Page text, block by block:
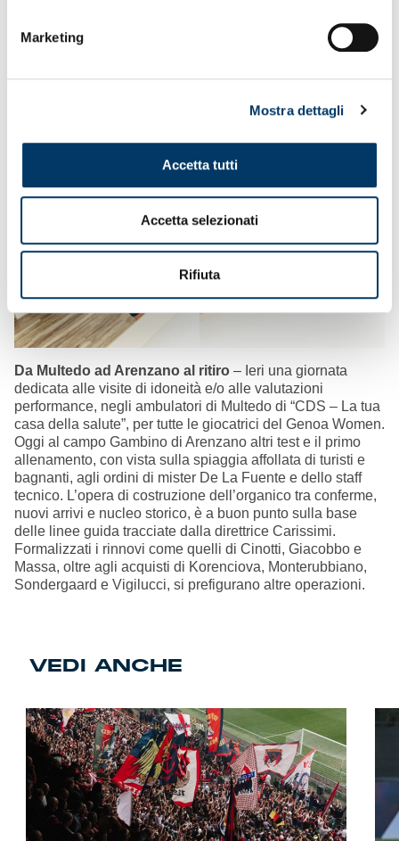
Marketing
Mostra dettagli
Accetta tutti
Accetta selezionati
Rifiuta
Da Multedo ad Arenzano al ritiro – Ieri una giornata
dedicata alle visite di idoneità e/o alle valutazioni
performance, negli ambulatori di Multedo di “CDS – La tua
casa della salute”, per tutte le giocatrici del Genoa Women.
Oggi al campo Gambino di Arenzano altri test e il primo
allenamento, con vista sulla spiaggia affollata di turisti e
bagnanti, agli ordini di mister De La Fuente e dello staff
tecnico. L’opera di costruzione dell’organico tra conferme,
nuovi arrivi e nucleo storico, è a buon punto sulla base
delle linee guida tracciate dalla direttrice Carissimi.
Formalizzati i rinnovi come quelli di Cinotti, Giacobbo e
Massa, oltre agli acquisti di Korenciova, Monterubbiano,
Sondergaard e Vigilucci, si prefigurano altre operazioni.
VEDI ANCHE